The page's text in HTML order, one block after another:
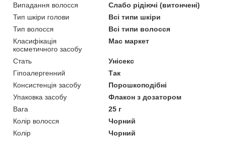
Випадання волосся
Слабо рідіючі (витончені)
Тип шкіри голови
Всі типи шкіри
Тип волосся
Всі типи волосся
Класифікація
косметичного засобу
Мас маркет
Стать
Унісекс
Гіпоалергенний
Так
Консистенція засобу
Порошкоподібні
Упаковка засобу
Флакон з дозатором
Вага
25 г
Колір волосся
Чорний
Колір
Чорний